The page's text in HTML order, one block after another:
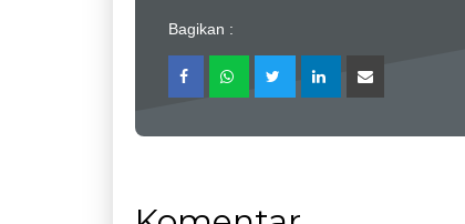
Bagikan :